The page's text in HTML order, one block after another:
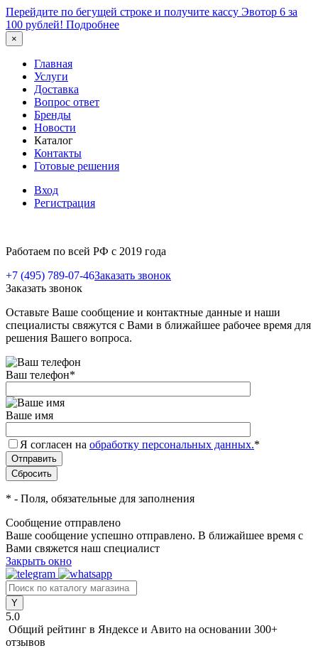
Перейдите по бегущей строке и получите кассу Эвотор 6 за
100 рублей! Подробнее
×
Главная
Услуги
Доставка
Вопрос ответ
Бренды
Новости
Каталог
Контакты
Готовые решения
Вход
Регистрация
Работаем по всей РФ с 2019 года
+7 (495) 789-07-46Заказать звонок
Заказать звонок
Оставьте Ваше сообщение и контактные данные и наши
специалисты свяжутся с Вами в ближайшее рабочее время для
решения Вашего вопроса.
Ваш телефон*
Ваше имя
Я согласен на обработку персональных данных.*
* - Поля, обязательные для заполнения
Сообщение отправлено
Ваше сообщение успешно отправлено. В ближайшее время с
Вами свяжется наш специалист
Закрыть окно
5.0
Общий рейтинг в Яндексе и Авито на основании 300+
отзывов